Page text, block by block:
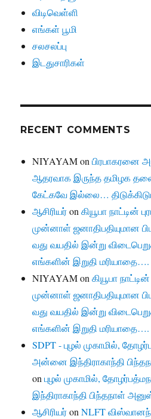
விடிவெள்ளி
எங்கள் பூமி
சலசலப்பு
இடதுசாரிகள்
RECENT COMMENTS
NIYAYAMonபிரபாகரனை
ஆதரவாக இருந்த தமிழக
கேட்கவே இல்லை…
ஆசிரியர்onகியூபா நாட்டின்
முன்னாள் ஜனாதிபதியுமான
வது வயதில் இன்று
எங்களின் இறுதி மரியாதை….
NIYAYAMonகியூபா
முன்னாள் ஜனாதிபதியுமான
வது வயதில் இன்று
எங்களின் இறுதி மரியாதை….
SDPT - புழல் முகாமில்,
அன்னை இந்திராகாந்தி
onபுழல் முகாமில்,
இந்திராகாந்தி பிந்தநாள்
ஆசிரியர்onNLFT